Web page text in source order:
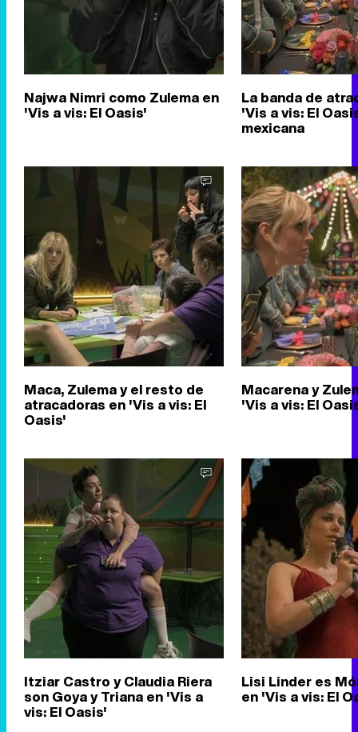
Najwa Nimri como Zulema en
'Vis a vis: El Oasis'
La banda de
'Vis a vis: El
mexicana
Maca, Zulema y el resto de
atracadoras en 'Vis a vis: El
Oasis'
Macarena y
'Vis a vis: El
Itziar Castro y Claudia Riera
son Goya y Triana en 'Vis a
vis: El Oasis'
Lisi Linder es
en 'Vis a vis: El